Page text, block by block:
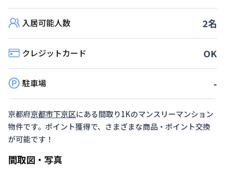
入居可能人数 2名
クレジットカード OK
駐車場 -
京都府京都市下京区にある間取り1Kのマンスリーマンション
物件です。ポイント獲得で、さまざまな商品・ポイント交換
が可能です！
間取図・写真